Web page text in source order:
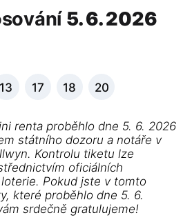
5. 6. 2026
13 17 18 20
renta proběhlo dne 5. 6. 2026
státního dozoru a notáře v
Kontrolu tiketu lze
oficiálních
Pokud jste v tomto
které proběhlo dne 5. 6.
srdečně gratulujeme!